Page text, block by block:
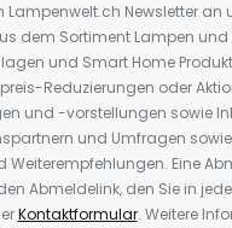
Lampenwelt.ch Newsletter an
dem Sortiment Lampen und
und Smart Home
Reduzierungen oder
und -vorstellungen sowie
und Umfragen
Weiterempfehlungen. Eine
Abmeldelink, den Sie in
Kontaktformular. Weitere